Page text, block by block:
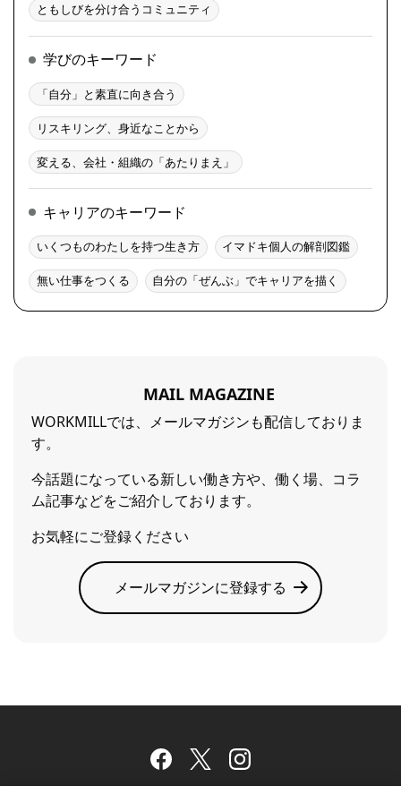
ともしびを分け合うコミュニティ
学びのキーワード
「自分」と素直に向き合う
リスキリング、身近なことから
変える、会社・組織の「あたりまえ」
キャリアのキーワード
いくつものわたしを持つ生き方 イマドキ個人の解剖図鑑
無い仕事をつくる 自分の「ぜんぶ」でキャリアを描く
MAIL MAGAZINE
WORKMILLでは、メールマガジンも配信しておりま
す。
今話題になっている新しい働き方や、働く場、コラ
ム記事などをご紹介しております。
お気軽にご登録ください
メールマガジンに登録する
Facebook
TwitterInstagram